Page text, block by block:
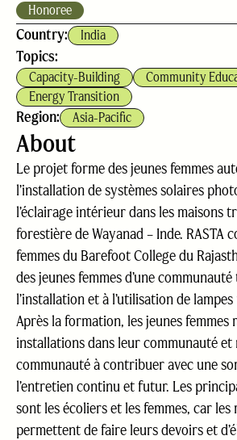
Honoree
Country: India
Topics:
Capacity-Building
Community
Energy Transition
Region: Asia-Pacific
About
Le projet forme des jeunes femmes
l’installation de systèmes solaires
l’éclairage intérieur dans les maisons
forestière de Wayanad – Inde. RASTA
femmes du Barefoot College du
des jeunes femmes d’une
l’installation et à l’utilisation de
Après la formation, les jeunes femmes
installations dans leur communauté
communauté à contribuer avec une
l’entretien continu et futur. Les
sont les écoliers et les femmes, car les
permettent de faire leurs devoirs et